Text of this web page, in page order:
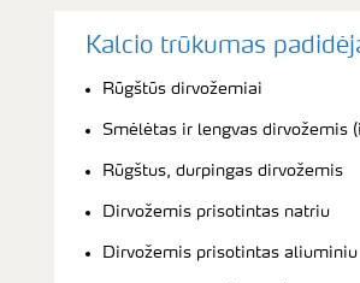
Kalcio trūkumas
Rūgštūs dirvožemiai
Smėlėtas ir lengvas dirvožemis
Rūgštus, durpingas dirvožemis
Dirvožemis prisotintas natriu
Dirvožemis prisotintas aliuminiu